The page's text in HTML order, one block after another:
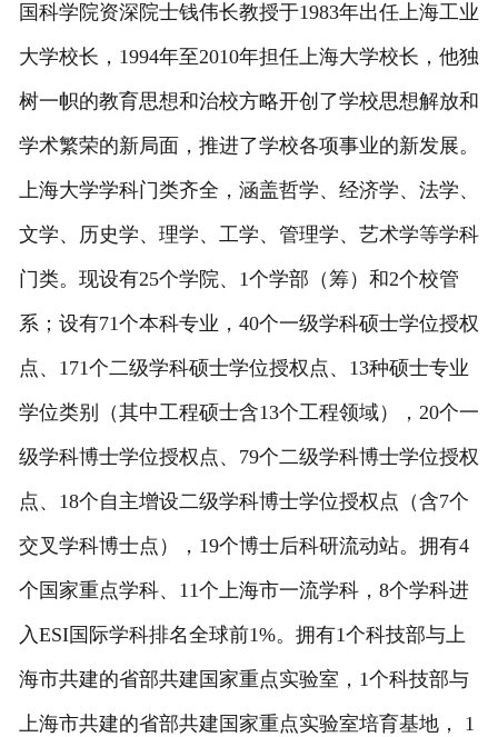
国科学院资深院士钱伟长教授于1983年出任上海工业
大学校长，1994年至2010年担任上海大学校长，他独
树一帜的教育思想和治校方略开创了学校思想解放和
学术繁荣的新局面，推进了学校各项事业的新发展。
上海大学学科门类齐全，涵盖哲学、经济学、法学、
文学、历史学、理学、工学、管理学、艺术学等学科
门类。现设有25个学院、1个学部（筹）和2个校管
系；设有71个本科专业，40个一级学科硕士学位授权
点、171个二级学科硕士学位授权点、13种硕士专业
学位类别（其中工程硕士含13个工程领域），20个一
级学科博士学位授权点、79个二级学科博士学位授权
点、18个自主增设二级学科博士学位授权点（含7个
交叉学科博士点），19个博士后科研流动站。拥有4
个国家重点学科、11个上海市一流学科，8个学科进
入ESI国际学科排名全球前1%。拥有1个科技部与上
海市共建的省部共建国家重点实验室，1个科技部与
上海市共建的省部共建国家重点实验室培育基地， 1